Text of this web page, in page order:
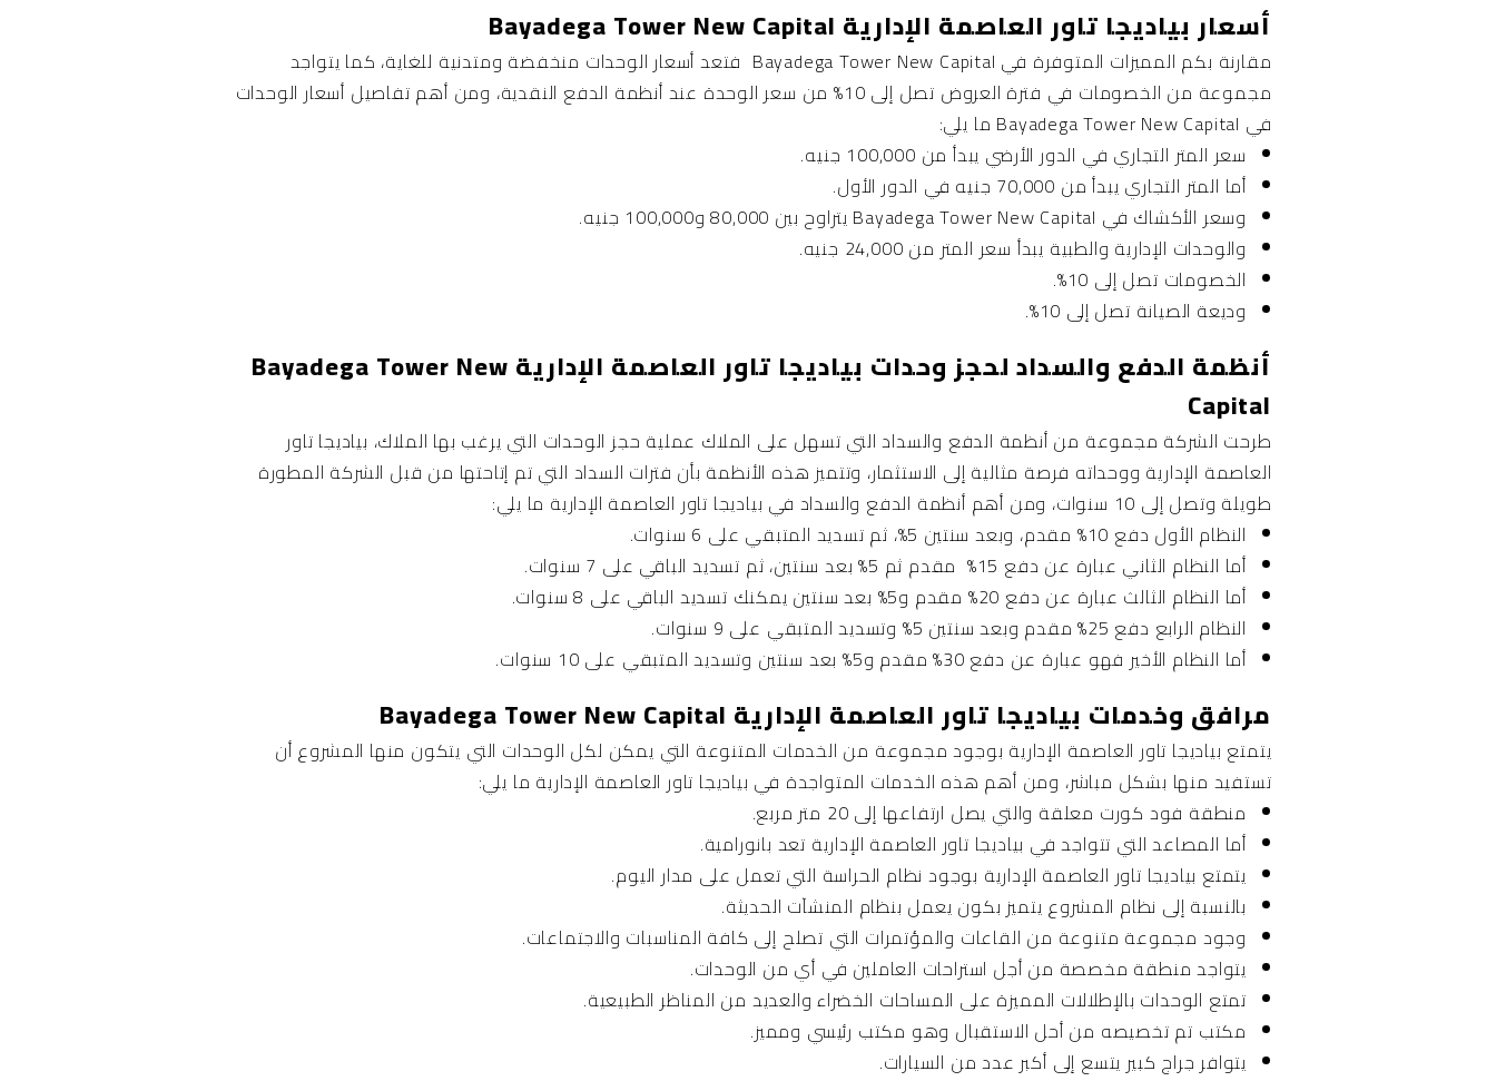
أسعار بياديجا تاور العاصمة الإدارية Bayadega Tower New Capital
مقارنة بكم المميزات المتوفرة في Bayadega Tower New Capital فتعد أسعار الوحدات منخفضة ومتدنية للغاية، كما يتواجد
مجموعة من الخصومات في فترة العروض تصل إلى 10% من سعر الوحدة عند أنظمة الدفع النقدية، ومن أهم تفاصيل أسعار الوحدات
في Bayadega Tower New Capital ما يلي:
سعر المتر التجاري في الدور الأرضي يبدأ من 100,000 جنيه.
أما المتر التجاري يبدأ من 70,000 جنيه في الدور الأول.
وسعر الأكشاك في Bayadega Tower New Capital يتراوح بين 80,000 و100,000 جنيه.
والوحدات الإدارية والطبية يبدأ سعر المتر من 24,000 جنيه.
الخصومات تصل إلى 10%.
وديعة الصيانة تصل إلى 10%.
أنظمة الدفع والسداد لحجز وحدات بياديجا تاور العاصمة الإدارية Bayadega Tower New
Capital
طرحت الشركة مجموعة من أنظمة الدفع والسداد التي تسهل على الملاك عملية حجز الوحدات التي يرغب بها الملاك، بياديجا تاور
العاصمة الإدارية ووحداته فرصة مثالية إلى الاستثمار، وتتميز هذه الأنظمة بأن فترات السداد التي تم إتاحتها من قبل الشركة المطورة
طويلة وتصل إلى 10 سنوات، ومن أهم أنظمة الدفع والسداد في بياديجا تاور العاصمة الإدارية ما يلي:
النظام الأول دفع 10% مقدم، وبعد سنتين 5%، ثم تسديد المتبقي على 6 سنوات.
أما النظام الثاني عبارة عن دفع 15% مقدم ثم 5% بعد سنتين، ثم تسديد الباقي على 7 سنوات.
أما النظام الثالث عبارة عن دفع 20% مقدم و5% بعد سنتين يمكنك تسديد الباقي على 8 سنوات.
النظام الرابع دفع 25% مقدم وبعد سنتين 5% وتسديد المتبقي على 9 سنوات.
أما النظام الأخير فهو عبارة عن دفع 30% مقدم و5% بعد سنتين وتسديد المتبقي على 10 سنوات.
مرافق وخدمات بياديجا تاور العاصمة الإدارية Bayadega Tower New Capital
يتمتع بياديجا تاور العاصمة الإدارية بوجود مجموعة من الخدمات المتنوعة التي يمكن لكل الوحدات التي يتكون منها المشروع أن
تستفيد منها بشكل مباشر، ومن أهم هذه الخدمات المتواجدة في بياديجا تاور العاصمة الإدارية ما يلي:
منطقة فود كورت معلقة والتي يصل ارتفاعها إلى 20 متر مربع.
أما المصاعد التي تتواجد في بياديجا تاور العاصمة الإدارية تعد بانورامية.
يتمتع بياديجا تاور العاصمة الإدارية بوجود نظام الحراسة التي تعمل على مدار اليوم.
بالنسبة إلى نظام المشروع يتميز بكون يعمل بنظام المنشآت الحديثة.
وجود مجموعة متنوعة من القاعات والمؤتمرات التي تصلح إلى كافة المناسبات والاجتماعات.
يتواجد منطقة مخصصة من أجل استراحات العاملين في أي من الوحدات.
تمتع الوحدات بالإطلالات المميزة على المساحات الخضراء والعديد من المناظر الطبيعية.
مكتب تم تخصيصه من أحل الاستقبال وهو مكتب رئيسي ومميز.
يتوافر جراج كبير يتسع إلى أكبر عدد من السيارات.